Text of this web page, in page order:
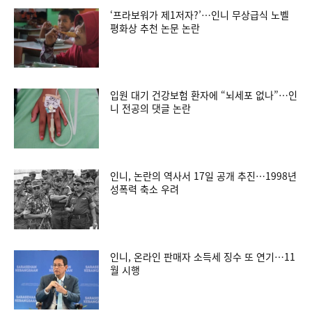
‘프라보워가 제1저자?’…인니 무상급식 노벨
평화상 추천 논문 논란
입원 대기 건강보험 환자에 “뇌세포 없나”…인
니 전공의 댓글 논란
인니, 논란의 역사서 17일 공개 추진…1998년
성폭력 축소 우려
인니, 온라인 판매자 소득세 징수 또 연기…11
월 시행